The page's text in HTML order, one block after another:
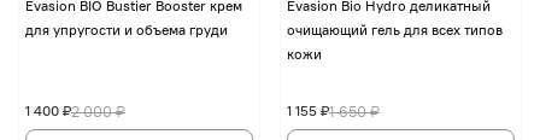
Evasion BIO Bustier Booster крем
для упругости и объема груди
2 000 ₽
1 400 ₽
Evasion Bio Hydro деликатный
очищающий гель для всех типов
кожи
1 650 ₽
1 155 ₽